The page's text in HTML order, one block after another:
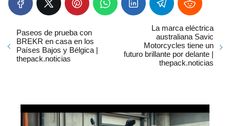
Paseos de prueba con
BREKR en casa en los
Países Bajos y Bélgica |
thepack.noticias
La marca eléctrica
australiana Savic
Motorcycles tiene un
futuro brillante por delante |
thepack.noticias